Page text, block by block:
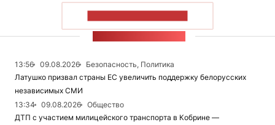
13:56 09.08.2026
Безопасность, Политика
Латушко призвал страны ЕС увеличить поддержку белорусских
независимых СМИ
13:34
09.08.2026
Общество
ДТП с участием милицейского транспорта в Кобрине —